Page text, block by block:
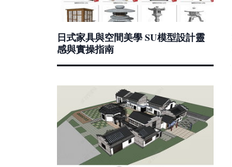
日式家具與空間美學 SU模型設計靈
感與實操指南